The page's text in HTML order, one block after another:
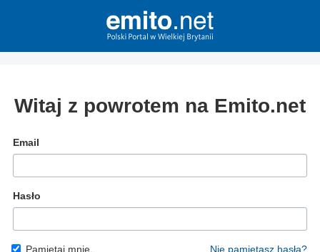
Witaj z powrotem na Emito.net
Email
Hasło
Pamiętaj mnie. Nie pamiętasz hasła?